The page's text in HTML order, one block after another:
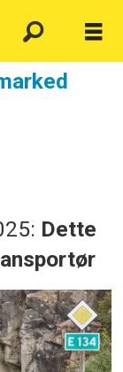
Dette